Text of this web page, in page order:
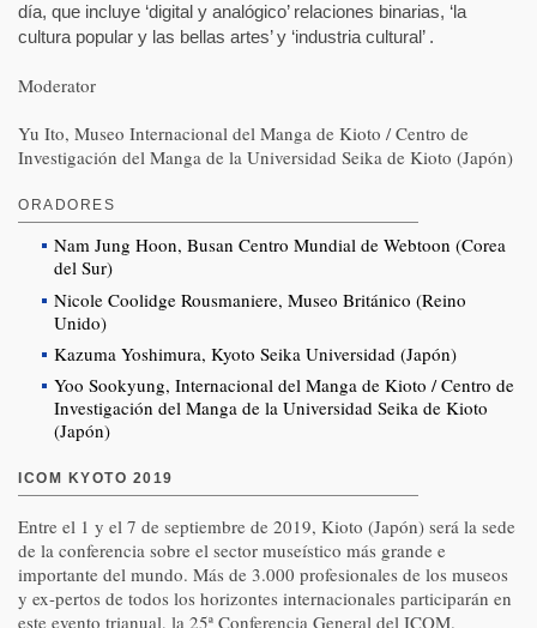
día, que incluye ‘digital y analógico’ relaciones binarias, ‘la
cultura popular y las bellas artes’ y ‘industria cultural’ .
Moderator
Yu Ito, Museo Internacional del Manga de Kioto / Centro de
Investigación del Manga de la Universidad Seika de Kioto (Japón)
ORADORES
Nam Jung Hoon, Busan Centro Mundial de Webtoon (Corea
del Sur)
Nicole Coolidge Rousmaniere, Museo Británico (Reino
Unido)
Kazuma Yoshimura, Kyoto Seika Universidad (Japón)
Yoo Sookyung, Internacional del Manga de Kioto / Centro de
Investigación del Manga de la Universidad Seika de Kioto
(Japón)
ICOM KYOTO 2019
Entre el 1 y el 7 de septiembre de 2019, Kioto (Japón) será la sede
de la conferencia sobre el sector museístico más grande e
importante del mundo. Más de 3.000 profesionales de los museos
y ex-pertos de todos los horizontes internacionales participarán en
este evento trianual, la 25ª Conferencia General del ICOM.